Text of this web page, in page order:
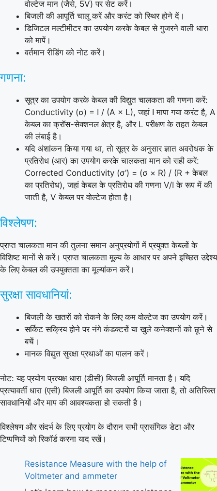
वोल्टेज मान (जैसे, 5V) पर सेट करें।
बिजली की आपूर्ति चालू करें और करंट को स्थिर होने दें।
डिजिटल मल्टीमीटर का उपयोग करके केबल से गुजरने वाली धारा
को मापें।
वर्तमान रीडिंग को नोट करें।
गणना:
सूत्र का उपयोग करके केबल की विद्युत चालकता की गणना करें:
Conductivity (σ) = I / (A × L), जहां I मापा गया करंट है, A
केबल का क्रॉस-सेक्शनल क्षेत्र है, और L परीक्षण के तहत केबल
की लंबाई है।
यदि अंशांकन किया गया था, तो सूत्र के अनुसार ज्ञात अवरोधक के
प्रतिरोध (आर) का उपयोग करके चालकता मान को सही करें:
Corrected Conductivity (σ’) = (σ × R) / (R + केबल
का प्रतिरोध), जहां केबल के प्रतिरोध की गणना V/I के रूप में की
जाती है, V केबल पर वोल्टेज होता है।
विश्लेषण:
प्राप्त चालकता मान की तुलना समान अनुप्रयोगों में प्रयुक्त केबलों के
विशिष्ट मानों से करें। प्राप्त चालकता मूल्य के आधार पर अपने इच्छित उद्देश्य
के लिए केबल की उपयुक्तता का मूल्यांकन करें।
सुरक्षा सावधानियां:
बिजली के खतरों को रोकने के लिए कम वोल्टेज का उपयोग करें।
सर्किट सक्रिय होने पर नंगे कंडक्टरों या खुले कनेक्शनों को छूने से
बचें।
मानक विद्युत सुरक्षा प्रथाओं का पालन करें।
नोट: यह प्रयोग प्रत्यक्ष धारा (डीसी) बिजली आपूर्ति मानता है। यदि
प्रत्यावर्ती धारा (एसी) बिजली आपूर्ति का उपयोग किया जाता है, तो अतिरिक्त
सावधानियों और माप की आवश्यकता हो सकती है।
विश्लेषण और संदर्भ के लिए प्रयोग के दौरान सभी प्रासंगिक डेटा और
टिप्पणियों को रिकॉर्ड करना याद रखें।
Resistance Measure with the help of
Voltmeter and ammeter